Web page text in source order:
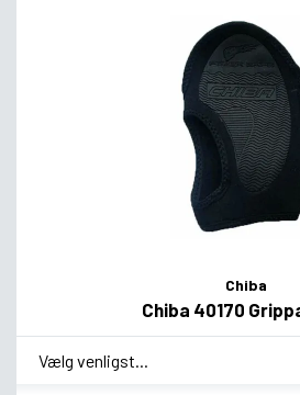
Chiba
Chiba 40170
* smag